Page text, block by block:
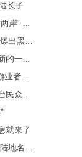
长子
不甩
网友疯
希望台
原因
这到底
就来了
思乡情